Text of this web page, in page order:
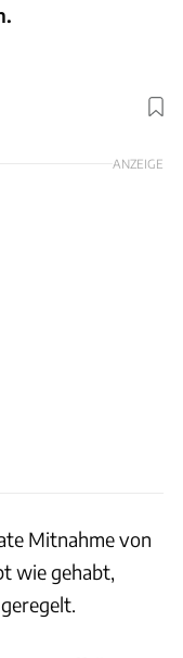
ANZEIGE
Mitnahme von
wie gehabt,